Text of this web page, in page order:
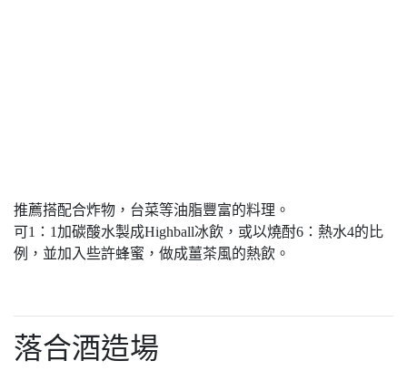
推薦搭配合炸物，台菜等油脂豐富的料理。
可1：1加碳酸水製成Highball冰飲，或以燒酎6：熱水4的比
例，並加入些許蜂蜜，做成薑茶風的熱飲。
落合酒造場